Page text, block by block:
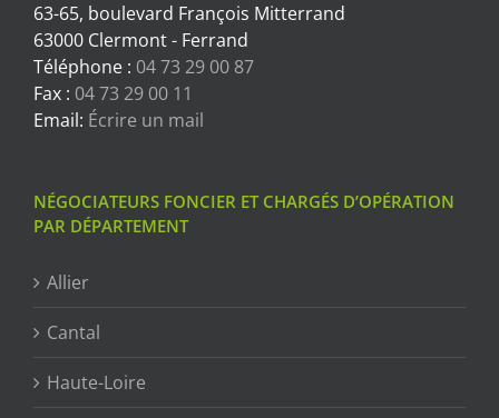
63-65, boulevard François Mitterrand
63000 Clermont - Ferrand
Téléphone : 04 73 29 00 87
Fax : 04 73 29 00 11
Email: Écrire un mail
NÉGOCIATEURS FONCIER ET CHARGÉS D’OPÉRATION
PAR DÉPARTEMENT
Allier
Cantal
Haute-Loire